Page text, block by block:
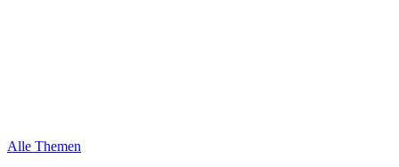
Alle Themen